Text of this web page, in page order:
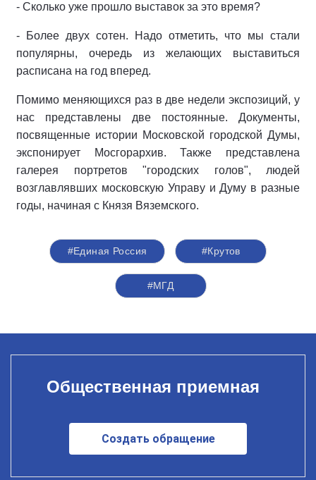
- Сколько уже прошло выставок за это время?
- Более двух сотен. Надо отметить, что мы стали
популярны, очередь из желающих выставиться
расписана на год вперед.
Помимо меняющихся раз в две недели экспозиций, у
нас представлены две постоянные. Документы,
посвященные истории Московской городской Думы,
экспонирует Мосгорархив. Также представлена
галерея портретов "городских голов", людей
возглавлявших московскую Управу и Думу в разные
годы, начиная с Князя Вяземского.
#Единая Россия #Крутов
#МГД
Общественная приемная
Создать обращение